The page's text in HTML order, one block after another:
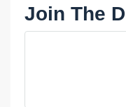
Join The